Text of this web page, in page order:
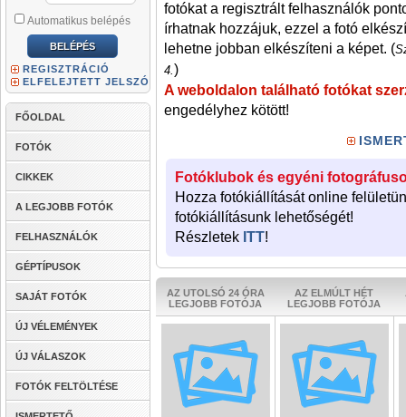
Automatikus belépés
REGISZTRÁCIÓ
ELFELEJTETT JELSZÓ
FŐOLDAL
FOTÓK
CIKKEK
A LEGJOBB FOTÓK
FELHASZNÁLÓK
GÉPTÍPUSOK
SAJÁT FOTÓK
ÚJ VÉLEMÉNYEK
ÚJ VÁLASZOK
FOTÓK FELTÖLTÉSE
fotókat a regisztrált felhasználók
írhatnak hozzájuk, ezzel a fotó
lehetne jobban elkészíteni a képet. (
4.)
A weboldalon található fotókat
engedélyhez kötött!
Fotóklubok és egyéni
Hozza fotókiállítását online
fotókiállításunk lehetőségét!
Részletek ITT!
AZ UTOLSÓ 24 ÓRA
LEGJOBB FOTÓJA
AZ ELMÚLT HÉT
LEGJOBB FOTÓJA